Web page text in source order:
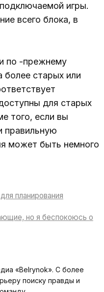
игры.
всего блока, в
по -прежнему
более старых или
для старых
того, если вы
правильную
может быть немного
планирования
но я беспокоюсь о
«Belrynok». С более
поиску правды и